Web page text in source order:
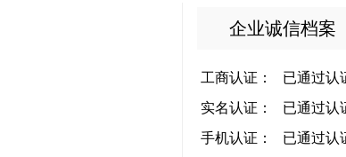
企业诚信档案
工商认证：
已通过认
实名认证：
已通过认
手机认证：
已通过认